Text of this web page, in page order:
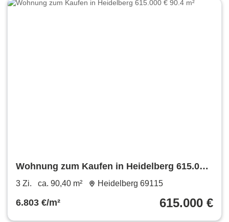
Wohnung zum Kaufen in Heidelberg 615.000
€ 90.4 m²
3 Zi. ca. 90,40 m² Heidelberg 69115
6.803 €/m² 615.000 €